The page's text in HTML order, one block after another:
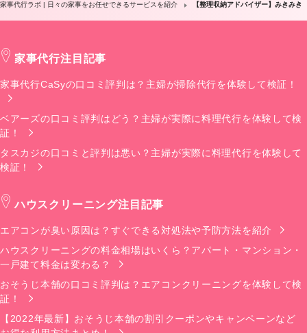
家事代行ラボ | 日々の家事をお任せできるサービスを紹介 【整理収納アドバイザー】みきみき
家事代行注目記事
家事代行CaSyの口コミ評判は？主婦が掃除代行を体験して検証！
ベアーズの口コミ評判はどう？主婦が実際に料理代行を体験して検
証！
タスカジの口コミと評判は悪い？主婦が実際に料理代行を体験して
検証！
ハウスクリーニング注目記事
エアコンが臭い原因は？すぐできる対処法や予防方法を紹介
ハウスクリーニングの料金相場はいくら？アパート・マンション・
一戸建て料金は変わる？
おそうじ本舗の口コミ評判は？エアコンクリーニングを体験して検
証！
【2022年最新】おそうじ本舗の割引クーポンやキャンペーンなど